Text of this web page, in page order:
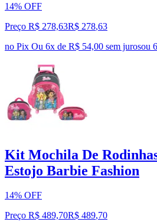
14% OFF
Preço R$ 278,63R$ 278,63
no Pix Ou 6x de R$ 54,00 sem jurosou 6
Kit Mochila De
Estojo Barbie Fashion
14% OFF
Preço R$ 489,70R$ 489,70